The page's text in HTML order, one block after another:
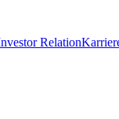
Relation